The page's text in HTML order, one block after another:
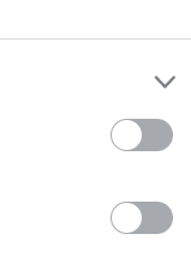
do Bogatyni. Z ich
posiada
jest pełen wózek
głównie niskie